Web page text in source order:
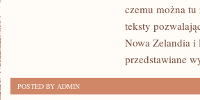
czemu można
teksty
Nowa Zelandia
przedstawiane
POSTED BY ADMIN